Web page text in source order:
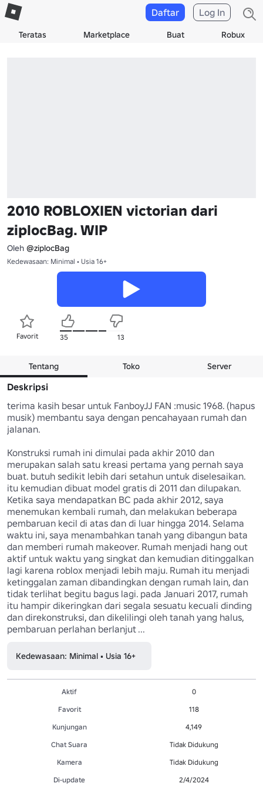
Teratas Marketplace Buat Robux
Daftar Log In
2010 ROBLOXIEN victorian dari
ziplocBag. WIP
Oleh @ziplocBag
Kedewasaan: Minimal • Usia 16+
Favorit 35 13
Tentang Toko Server
Deskripsi
terima kasih besar untuk FanboyJJ FAN :music 1968. (hapus
musik) membantu saya dengan pencahayaan rumah dan
jalanan.
Konstruksi rumah ini dimulai pada akhir 2010 dan
merupakan salah satu kreasi pertama yang pernah saya
buat. butuh sedikit lebih dari setahun untuk diselesaikan.
itu kemudian dibuat model gratis di 2011 dan dilupakan.
Ketika saya mendapatkan BC pada akhir 2012, saya
menemukan kembali rumah, dan melakukan beberapa
pembaruan kecil di atas dan di luar hingga 2014. Selama
waktu ini, saya menambahkan tanah yang dibangun bata
dan memberi rumah makeover. Rumah menjadi hang out
aktif untuk waktu yang singkat dan kemudian ditinggalkan
lagi karena roblox menjadi lebih maju. Rumah itu menjadi
ketinggalan zaman dibandingkan dengan rumah lain, dan
tidak terlihat begitu bagus lagi. pada Januari 2017, rumah
itu hampir dikeringkan dari segala sesuatu kecuali dinding
dan direkonstruksi, dan dikelilingi oleh tanah yang halus,
pembaruan perlahan berlanjut ...
Kedewasaan: Minimal • Usia 16+
Aktif
0
Favorit
118
Kunjungan
4,149
Chat Suara
Tidak Didukung
Kamera
Tidak Didukung
Di-update
2/4/2024